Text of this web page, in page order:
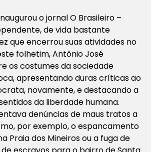
o jornalO Brasileiro –
,de vida bastante
que encerrou suas atividades no
folhetim, Antônio José
os costumes da sociedade
apresentando duras críticas ao
novamente, e destacando a
da liberdade humana.
denúncias de maus tratos a
por exemplo, o espancamento
Praia dos Mineiros ou a fuga de